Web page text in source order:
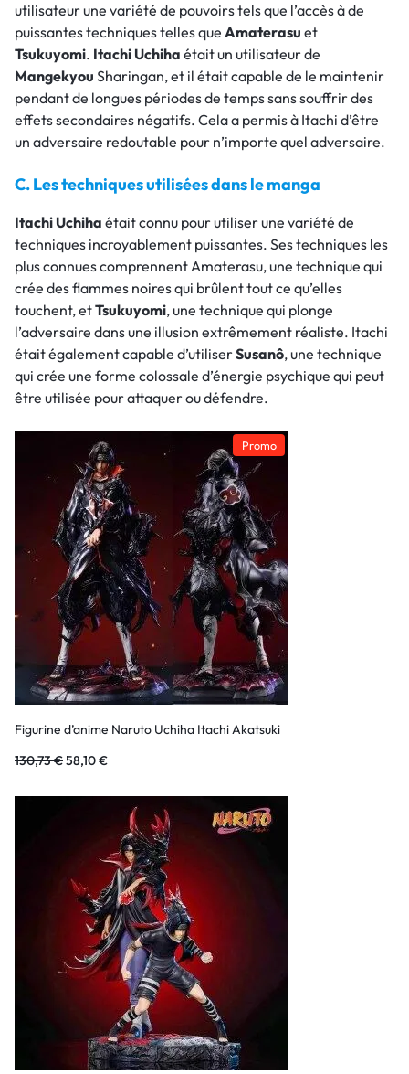
utilisateur une variété de pouvoirs tels que l’accès à de
puissantes techniques telles que Amaterasu et
Tsukuyomi. Itachi Uchiha était un utilisateur de
Mangekyou Sharingan, et il était capable de le maintenir
pendant de longues périodes de temps sans souffrir des
effets secondaires négatifs. Cela a permis à Itachi d’être
un adversaire redoutable pour n’importe quel adversaire.
C. Les techniques utilisées dans le manga
Itachi Uchiha était connu pour utiliser une variété de
techniques incroyablement puissantes. Ses techniques les
plus connues comprennent Amaterasu, une technique qui
crée des flammes noires qui brûlent tout ce qu’elles
touchent, etTsukuyomi, une technique qui plonge
l’adversaire dans une illusion extrêmement réaliste. Itachi
était également capable d’utiliserSusanô, une technique
qui crée une forme colossale d’énergie psychique qui peut
être utilisée pour attaquer ou défendre.
Promo
Figurine d’anime Naruto Uchiha Itachi Akatsuki
130,73€58,10€